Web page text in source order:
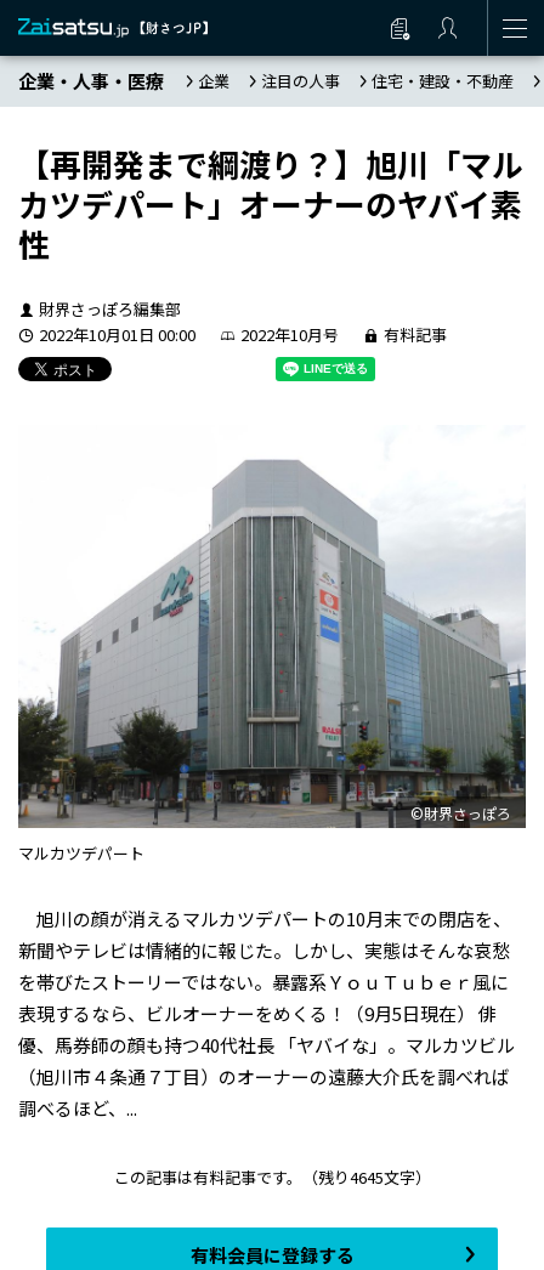
企業・人事・医療 企業 注目の人事 住宅・建設・不動産
【再開発まで綱渡り？】旭川「マル
カツデパート」オーナーのヤバイ素
性
財界さっぽろ編集部
2022年10月01日 00:00
2022年10月号 有料記事
©財界さっぽろ
マルカツデパート
旭川の顔が消える――マルカツデパートの10月末での閉店を、
新聞やテレビは情緒的に報じた。しかし、実態はそんな哀愁
を帯びたストーリーではない。暴露系ＹｏｕＴｕｂｅｒ風に
表現するなら、ビルオーナーをめくる！（9月5日現在） 俳
優、馬券師の顔も持つ40代社長 「ヤバイな」。マルカツビル
（旭川市４条通７丁目）のオーナーの遠藤大介氏を調べれば
調べるほど、...
この記事は有料記事です。 （残り4645文字）
有料会員に登録する